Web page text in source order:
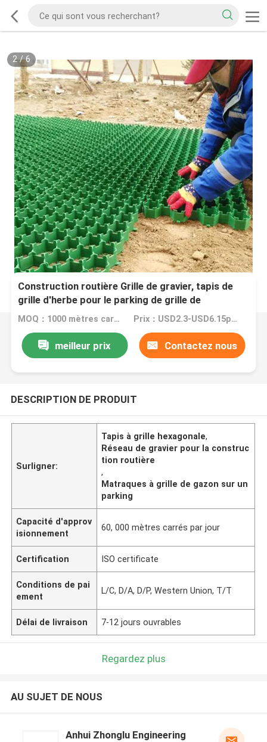
2/6
Construction routière Grille de gravier, tapis de
grille d'herbe pour le parking de grille de
revêtement de la routeMOQ：1000 mètres carrés Prix：USD2.3-USD6.15per square meter
meilleur prix Contactez nous
DESCRIPTION DE PRODUIT
Surligner:
Tapis à grille hexagonale,
Réseau de gravier pour la construc
tion routière
,
Matraques à grille de gazon sur un
parking
Capacité d'approv
isionnement
60, 000 mètres carrés par jour
Certification ISO certificate
Conditions de pai
ement
L/C, D/A, D/P, Western Union, T/T
Délai de livraison 7-12 jours ouvrables
Regardez plus
AU SUJET DE NOUS
Anhui Zhonglu Engineering